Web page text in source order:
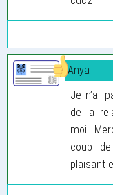
Anya
Je n’ai
de la
moi.
coup
plaisant